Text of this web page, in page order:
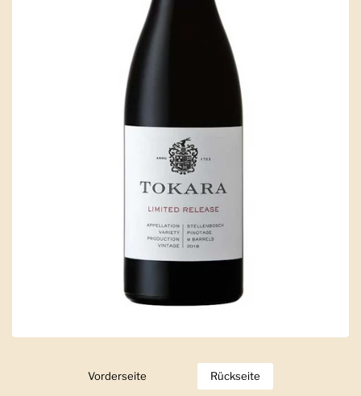
Zeige Folie 1
Vorderseite Zeige Folie 2
Rückseite